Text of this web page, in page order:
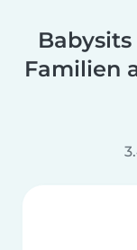
Familien